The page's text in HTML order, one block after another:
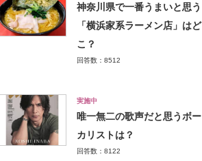
神奈川県で一番うまいと思う
「横浜家系ラーメン店」はど
こ？
回答数：8512
実施中
唯一無二の歌声だと思うボー
カリストは？
回答数：8122